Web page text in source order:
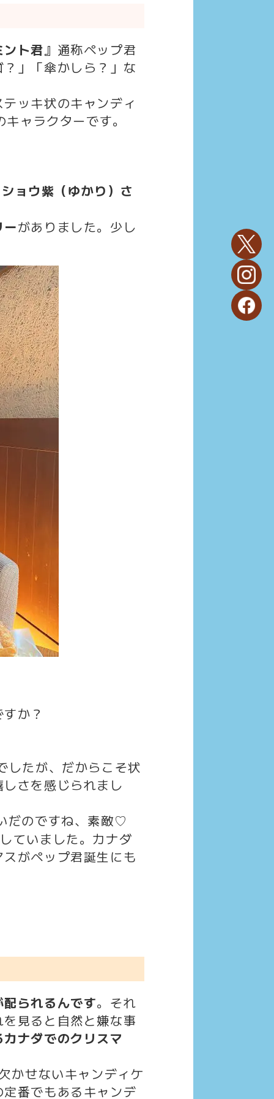
ト君』通称ペップ君
」「傘かしら？」な
ッキ状のキャンディ
ャラクターです。
ショウ紫（ゆかり）さ
がありました。少し
か？
したが、だからこそ状
さを感じられまし
だのですね、素敵♡
していました。 カナダ
がペップ君誕生にも
られるんです。それ
見ると自然と嫌な事
ナダでのクリスマ
かせないキャンディケ
番でもあるキャンデ